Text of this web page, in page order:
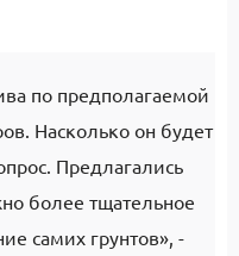
по предполагаемой
Насколько он будет
Предлагались
более тщательное
самих грунтов», -